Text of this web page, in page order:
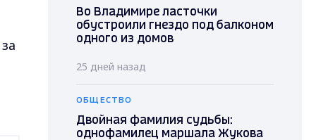
Во Владимире ласточки
обустроили гнездо под балконом
одного из домов
25 дней назад
ОБЩЕСТВО
Двойная фамилия судьбы:
однофамилец маршала Жукова